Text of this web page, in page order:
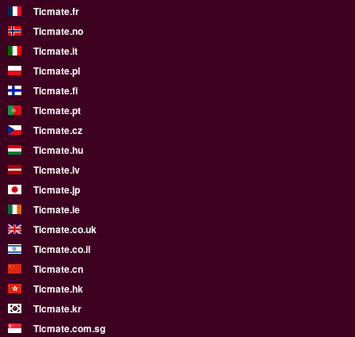
Ticmate.fr
Ticmate.no
Ticmate.it
Ticmate.pl
Ticmate.fi
Ticmate.pt
Ticmate.cz
Ticmate.hu
Ticmate.lv
Ticmate.jp
Ticmate.ie
Ticmate.co.uk
Ticmate.co.il
Ticmate.cn
Ticmate.hk
Ticmate.kr
Ticmate.com.sg